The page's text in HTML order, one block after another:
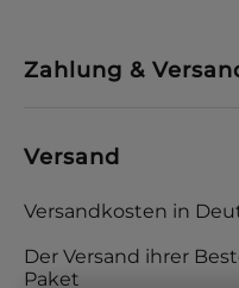
Zahlung &
Versand
Versandkosten in
Der Versand ihrer
Paket